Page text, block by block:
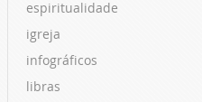
espiritualidade
igreja
infográficos
libras